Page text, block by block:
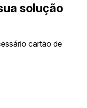
solução
cartão de